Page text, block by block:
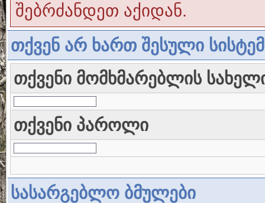
შებრძანდეთ აქიდან.
თქვენ არ ხართ შესული
თქვენი მომხმარებლის
თქვენი პაროლი
სასარგებლო ბმულები